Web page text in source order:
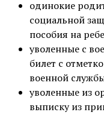
одинокие
социальной
пособия на
уволенные с
билет с
военной
уволенные из
выписку из